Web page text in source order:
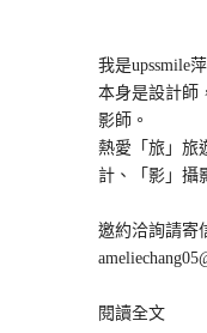
我是upssmile
本身是設計師
影師。
熱愛「旅」旅
計、「影」攝
邀約洽詢請寄
閱讀全文